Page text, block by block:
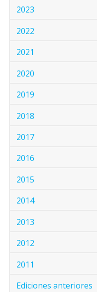
2023
2022
2021
2020
2019
2018
2017
2016
2015
2014
2013
2012
2011
Ediciones anteriores